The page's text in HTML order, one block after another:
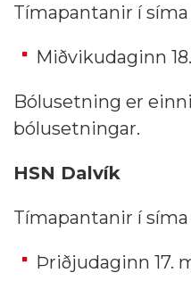
Tímapantanir í
Miðvikudaginn
Bólusetning er
bólusetningar.
HSN Dalvík
Tímapantanir í
Þriðjudaginn 17.